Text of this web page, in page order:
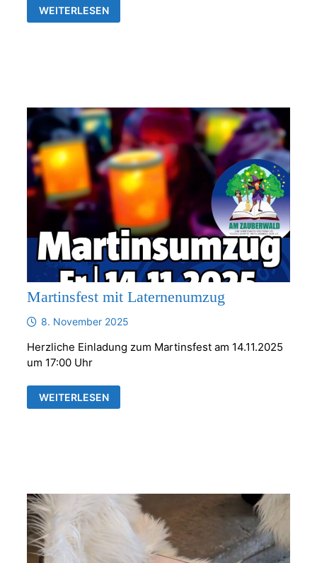
MUSIKALISCHER
ADVENTNACHMITTAG
WEITERLESEN
Martinsfest mit Laternenumzug
8. November 2025
Herzliche Einladung zum Martinsfest am 14.11.2025
um 17:00 Uhr
MARTINSFEST
MIT
WEITERLESEN